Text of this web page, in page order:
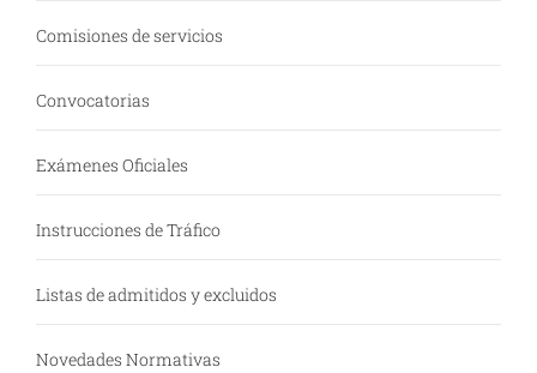
Comisiones de servicios
Convocatorias
Exámenes Oficiales
Instrucciones de Tráfico
Listas de admitidos y excluidos
Novedades Normativas